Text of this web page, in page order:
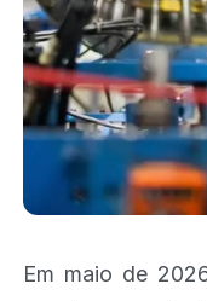
Em maio de